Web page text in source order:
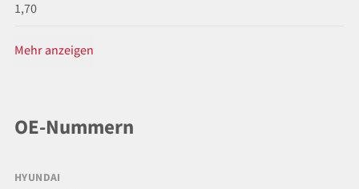
1,70
Mehr anzeigen
OE-Nummern
HYUNDAI